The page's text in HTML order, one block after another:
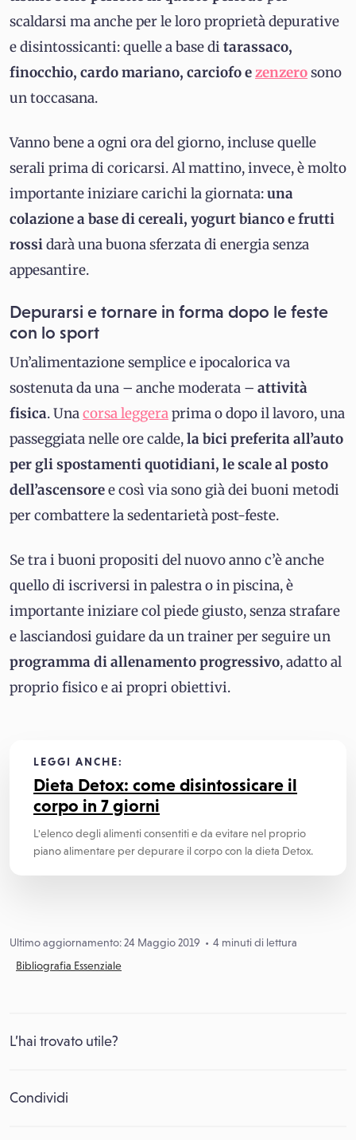
scaldarsi ma anche per le loro proprietà depurative
e disintossicanti: quelle a base di tarassaco,
finocchio, cardo mariano, carciofo ezenzerosono
un toccasana.
Vanno bene a ogni ora del giorno, incluse quelle
serali prima di coricarsi. Al mattino, invece, è molto
importante iniziare carichi la giornata:una
colazione a base di cereali, yogurt bianco e frutti
rossidarà una buona sferzata di energia senza
appesantire.
Depurarsi e tornare in forma dopo le feste
con lo sport
Un’alimentazione semplice e ipocalorica va
sostenuta da una – anche moderata – attività
fisica. Unacorsa leggeraprima o dopo il lavoro, una
passeggiata nelle ore calde,la bici preferita all’auto
per gli spostamenti quotidiani, le scale al posto
dell’ascensoree così via sono già dei buoni metodi
per combattere la sedentarietà post-feste.
Se tra i buoni propositi del nuovo anno c’è anche
quello di iscriversi in palestra o in piscina, è
importante iniziare col piede giusto, senza strafare
e lasciandosi guidare da un trainer per seguire un
programma di allenamento progressivo, adatto al
proprio fisico e ai propri obiettivi.
LEGGI ANCHE:
Dieta Detox: come disintossicare il
corpo in 7 giorni
L'elenco degli alimenti consentiti e da evitare nel proprio
piano alimentare per depurare il corpo con la dieta Detox.
Ultimo aggiornamento: 24 Maggio 2019
4 minuti di lettura
Bibliografia Essenziale
L’hai trovato utile?
Condividi